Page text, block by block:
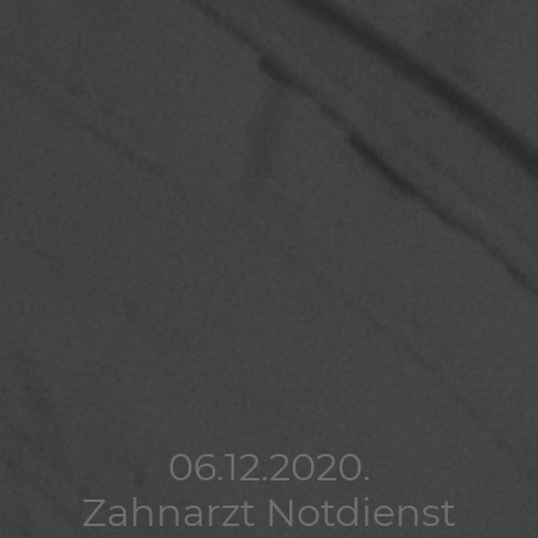
06.12.2020.
Zahnarzt Notdienst
06.12.2020.
Zahnarzt Notdienst
06.12.2020.
Zahnarzt Notdienst